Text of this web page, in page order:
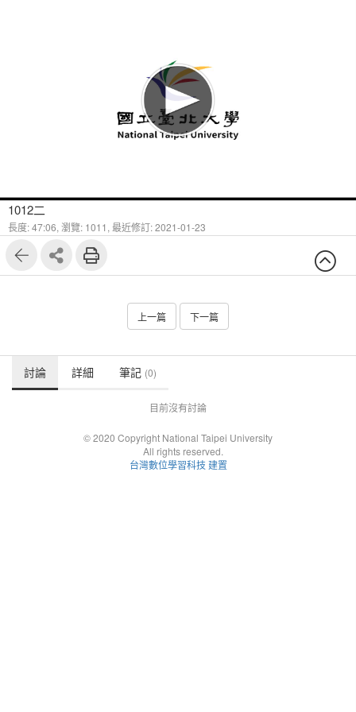
1012二
長度: 47:06, 瀏覽: 1011, 最近修訂: 2021-01-23
上一篇 下一篇
討論 詳細 筆記 (0)
目前沒有討論
© 2020 Copyright National Taipei University
All rights reserved.
台灣數位學習科技 建置